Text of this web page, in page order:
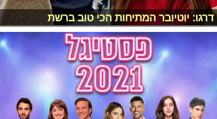
דרגו: יוטיובר המתיחות הכי טוב ברשת